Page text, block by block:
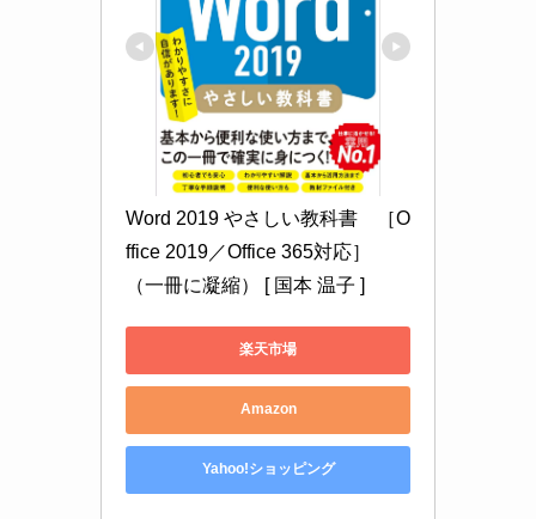
Word 2019 やさしい教科書　［O
ffice 2019／Office 365対応］
（一冊に凝縮） [ 国本 温子 ]
楽天市場
Amazon
Yahoo!ショッピング